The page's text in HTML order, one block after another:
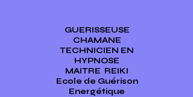
GUERISSEUSE
CHAMANE
TECHNICIEN EN
HYPNOSE
MAITRE REIKI
Ecole de Guérison
Energétique